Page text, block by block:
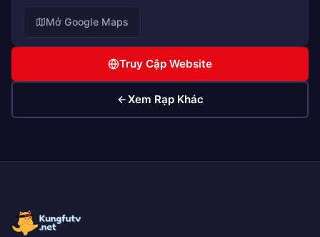
Mở Google Maps
Truy Cập Website
Xem Rạp Khác